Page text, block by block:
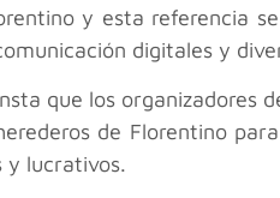
y esta referencia
digitales y
que los organizadores
de Florentino
y lucrativos.